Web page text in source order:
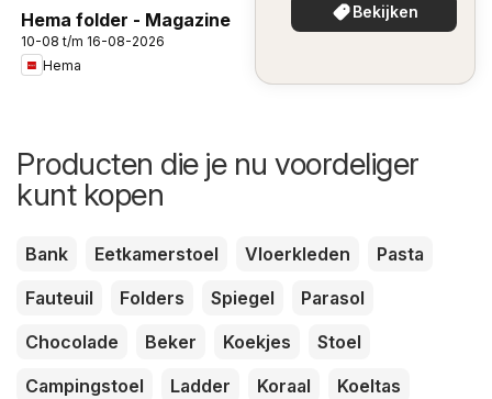
Hema folder - Magazine
10-08 t/m 16-08-2026
Hema
Bekijken
Producten die je nu voordeliger
kunt kopen
Bank Eetkamerstoel Vloerkleden
Pasta
Fauteuil
Folders Spiegel
Parasol
Chocolade
Beker Koekjes
Stoel
Campingstoel
Ladder Koraal
Koeltas